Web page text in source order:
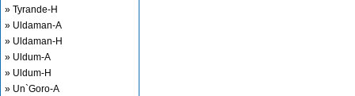
» Tyrande-H
» Uldaman-A
» Uldaman-H
» Uldum-A
» Uldum-H
» Un`Goro-A